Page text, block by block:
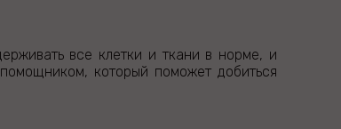
все клетки и ткани в норме, и
который поможет добиться